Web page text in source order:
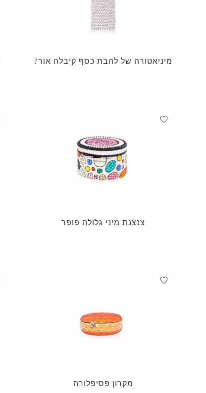
מיניאטורה של להבת כסף קיבלה אור?
צנצנת מיני גלולה פופר
מקרון פסיפלורה